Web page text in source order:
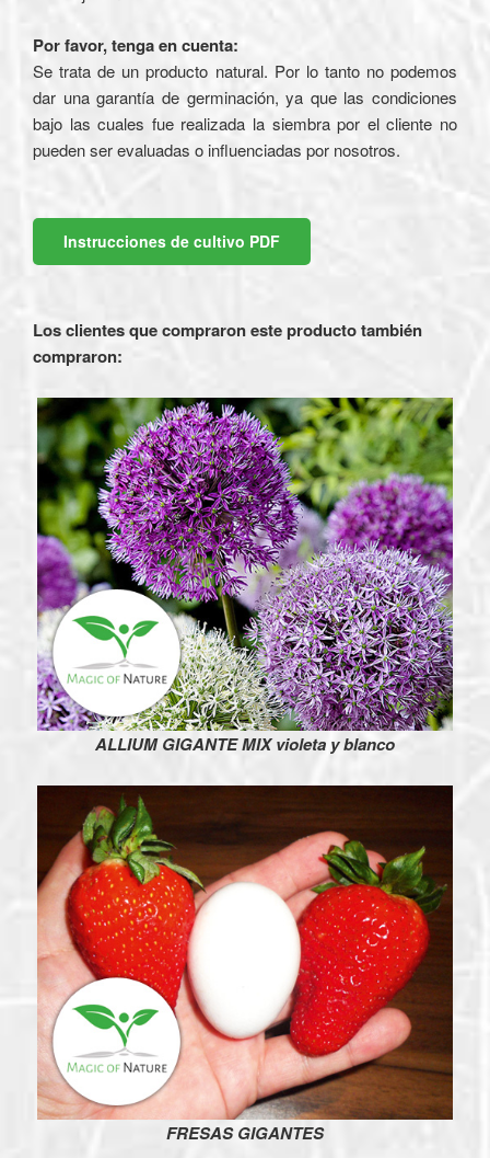
Por favor, tenga en cuenta:
Se trata de un producto natural. Por lo tanto no podemos
dar una garantía de germinación, ya que las condiciones
bajo las cuales fue realizada la siembra por el cliente no
pueden ser evaluadas o influenciadas por nosotros.
Instrucciones de cultivo PDF
Los clientes que compraron este producto también
compraron:
ALLIUM GIGANTE MIX violeta y blanco
FRESAS GIGANTES